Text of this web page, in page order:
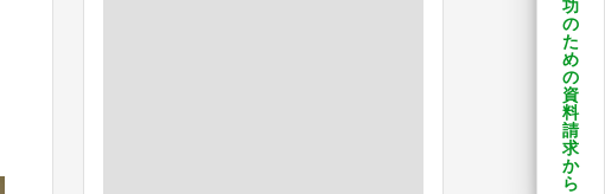
功
の
た
め
の
資
料
請
求
か
ら